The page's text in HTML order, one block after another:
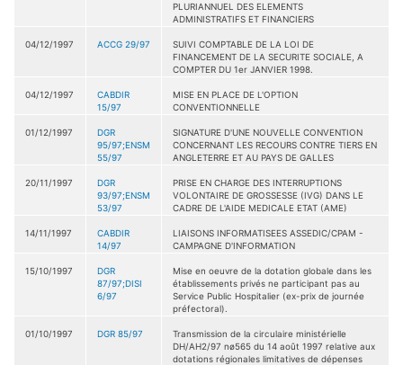
PLURIANNUEL DES ELEMENTS
ADMINISTRATIFS ET FINANCIERS
04/12/1997 ACCG 29/97
SUIVI COMPTABLE DE LA LOI DE
FINANCEMENT DE LA SECURITE SOCIALE, A
COMPTER DU 1er JANVIER 1998.
04/12/1997
CABDIR
15/97
MISE EN PLACE DE L'OPTION
CONVENTIONNELLE
01/12/1997
DGR
95/97;ENSM
55/97
SIGNATURE D'UNE NOUVELLE CONVENTION
CONCERNANT LES RECOURS CONTRE TIERS EN
ANGLETERRE ET AU PAYS DE GALLES
20/11/1997
DGR
93/97;ENSM
53/97
PRISE EN CHARGE DES INTERRUPTIONS
VOLONTAIRE DE GROSSESSE (IVG) DANS LE
CADRE DE L'AIDE MEDICALE ETAT (AME)
14/11/1997
CABDIR
14/97
LIAISONS INFORMATISEES ASSEDIC/CPAM -
CAMPAGNE D'INFORMATION
15/10/1997
DGR
87/97;DISI
6/97
Mise en oeuvre de la dotation globale dans les
établissements privés ne participant pas au
Service Public Hospitalier (ex-prix de journée
préfectoral).
01/10/1997 DGR 85/97
Transmission de la circulaire ministérielle
DH/AH2/97 nø565 du 14 août 1997 relative aux
dotations régionales limitatives de dépenses